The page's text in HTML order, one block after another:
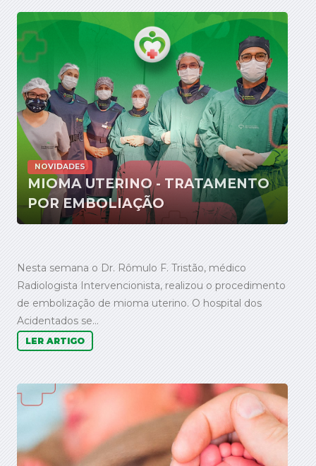
NOVIDADES
MIOMA UTERINO - TRATAMENTO
POR EMBOLIAÇÃO
Nesta semana o Dr. Rômulo F. Tristão, médico
Radiologista Intervencionista, realizou o procedimento
de embolização de mioma uterino. O hospital dos
Acidentados se...
LER ARTIGO